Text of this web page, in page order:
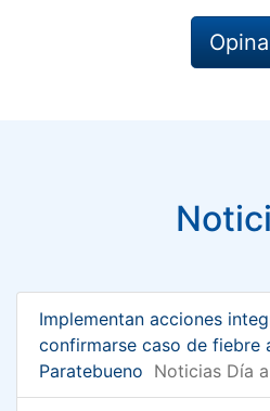
Implementan acciones
confirmarse caso de fiebre
Paratebueno Noticias Día